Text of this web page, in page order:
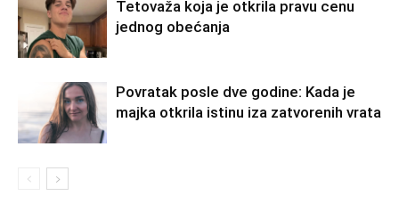
Tetovaža koja je otkrila pravu cenu
jednog obećanja
Povratak posle dve godine: Kada je
majka otkrila istinu iza zatvorenih vrata